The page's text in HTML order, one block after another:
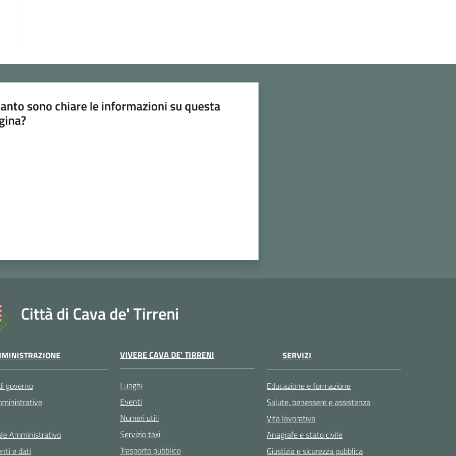
sono chiare le informazioni su questa
Città di Cava de' Tirreni
governo
Amministrativo
e dati
VIVERE CAVA DE' TIRRENI
Luoghi
Eventi
Numeri utili
Servizio taxi
Trasporto pubblico
SERVIZI
Educazione e formazione
Salute, benessere e assistenza
Vita lavorativa
Anagrafe e stato civile
Giustizia e sicurezza pubblica